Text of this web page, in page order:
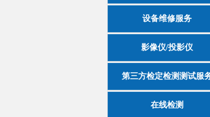
设备维修服务
影像仪/投影仪
第三方检定检测测试服
在线检测